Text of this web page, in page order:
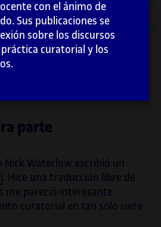
curaduría y
puede servir a
parte
Nick Waterlow escribió un
. Hice una traducción libre de
me pareció interesante
curatorial en tan solo siete
con el ánimo de
Sus publicaciones se
sobre los discursos
curatorial y los